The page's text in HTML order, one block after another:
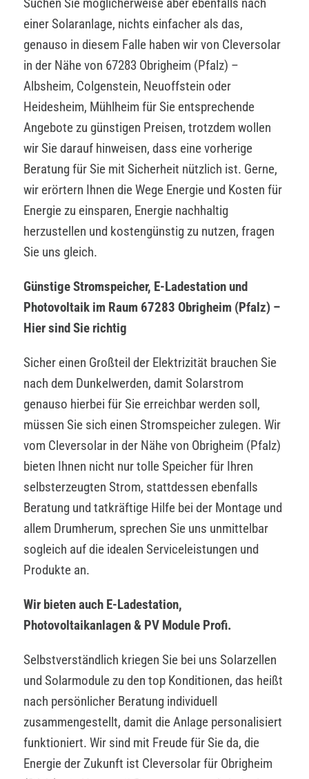
einer Solaranlage, nichts einfacher als das,
genauso in diesem Falle haben wir von Cleversolar
in der Nähe von 67283 Obrigheim (Pfalz) –
Albsheim, Colgenstein, Neuoffstein oder
Heidesheim, Mühlheim für Sie entsprechende
Angebote zu günstigen Preisen, trotzdem wollen
wir Sie darauf hinweisen, dass eine vorherige
Beratung für Sie mit Sicherheit nützlich ist. Gerne,
wir erörtern Ihnen die Wege Energie und Kosten für
Energie zu einsparen, Energie nachhaltig
herzustellen und kostengünstig zu nutzen, fragen
Sie uns gleich.
Günstige Stromspeicher, E-Ladestation und
Photovoltaik im Raum 67283 Obrigheim (Pfalz) –
Hier sind Sie richtig
Sicher einen Großteil der Elektrizität brauchen Sie
nach dem Dunkelwerden, damit Solarstrom
genauso hierbei für Sie erreichbar werden soll,
müssen Sie sich einen Stromspeicher zulegen. Wir
vom Cleversolar in der Nähe von Obrigheim (Pfalz)
bieten Ihnen nicht nur tolle Speicher für Ihren
selbsterzeugten Strom, stattdessen ebenfalls
Beratung und tatkräftige Hilfe bei der Montage und
allem Drumherum, sprechen Sie uns unmittelbar
sogleich auf die idealen Serviceleistungen und
Produkte an.
Wir bieten auch E-Ladestation,
Photovoltaikanlagen & PV Module Profi.
Selbstverständlich kriegen Sie bei uns Solarzellen
und Solarmodule zu den top Konditionen, das heißt
nach persönlicher Beratung individuell
zusammengestellt, damit die Anlage personalisiert
funktioniert. Wir sind mit Freude für Sie da, die
Energie der Zukunft ist Cleversolar für Obrigheim